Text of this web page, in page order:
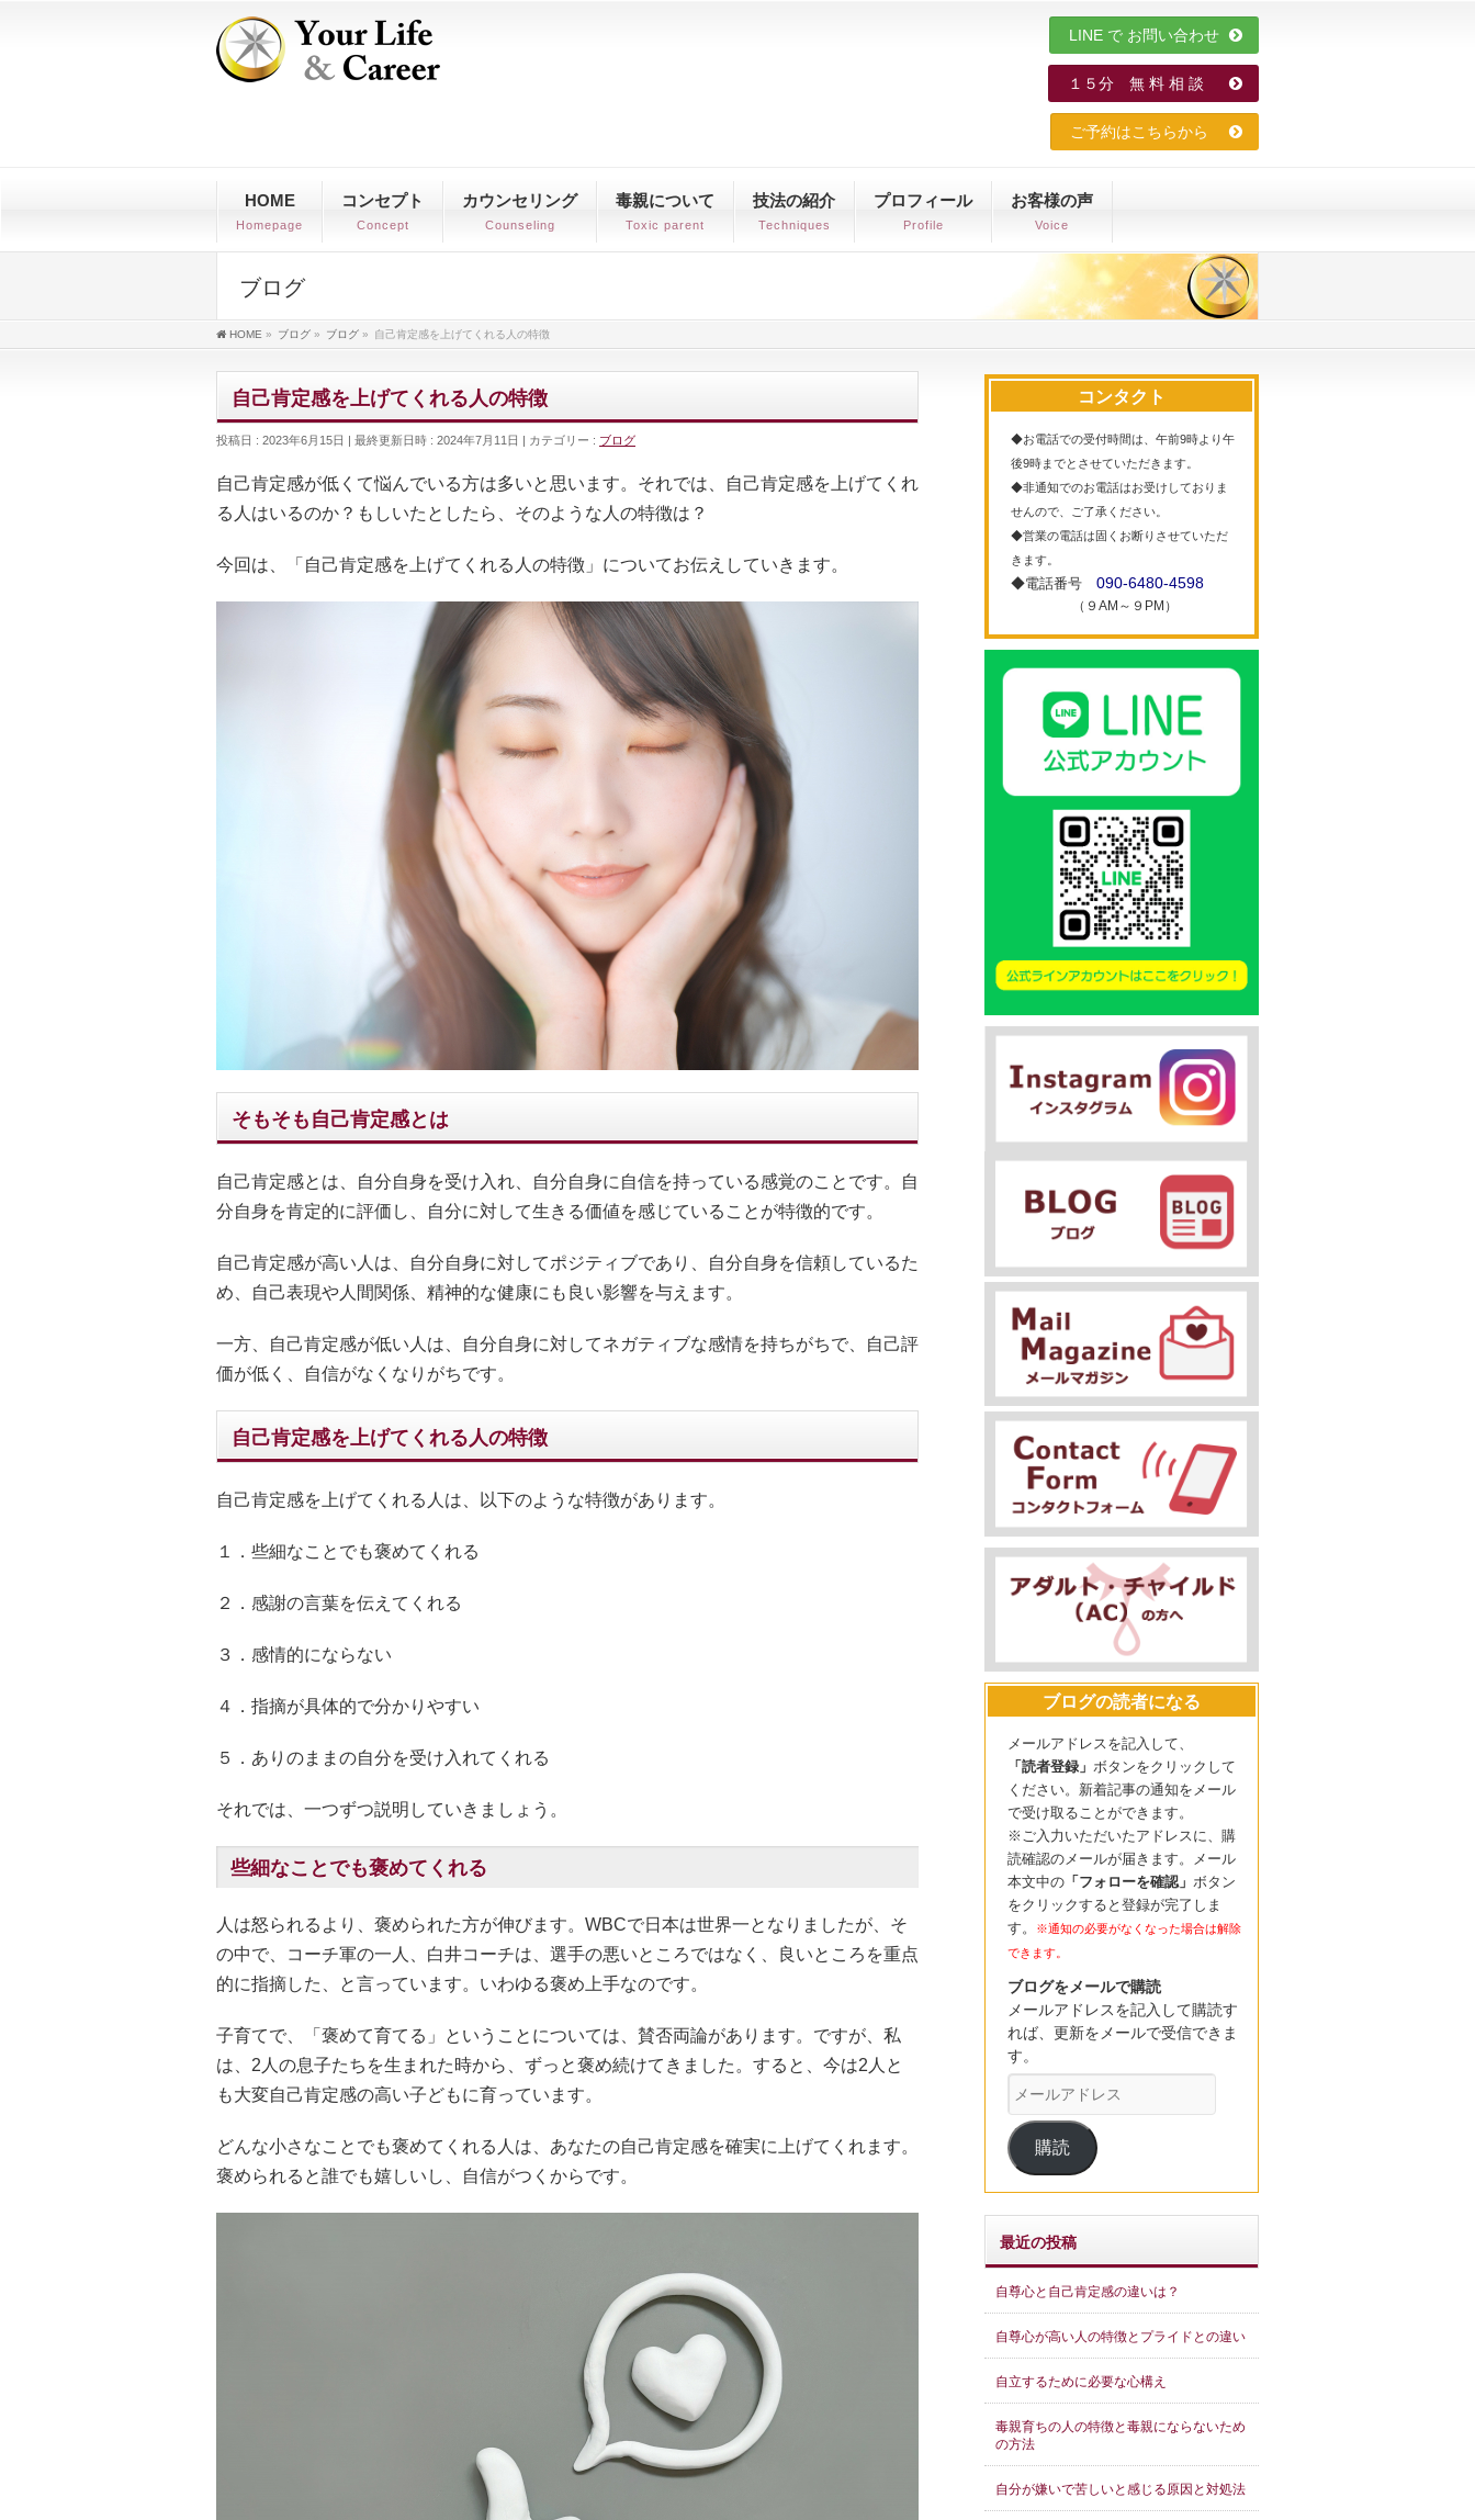
LINE で お問い合わせ
１５分 無 料 相 談
ご予約はこちらから
HOME
Homepage
コンセプト
Concept
カウンセリング
Counseling
毒親について
Toxic parent
技法の紹介
Techniques
プロフィール
Profile
お客様の声
Voice
ブログ
HOME » ブログ » ブログ » 自己肯定感を上げてくれる人の特徴
自己肯定感を上げてくれる人の特徴
投稿日 : 2023年6月15日 最終更新日時 : 2024年7月11日 カテゴリー : ブログ
自己肯定感が低くて悩んでいる方は多いと思います。それでは、自己肯定感を上げてくれ
る人はいるのか？もしいたとしたら、そのような人の特徴は？
今回は、「自己肯定感を上げてくれる人の特徴」についてお伝えしていきます。
そもそも自己肯定感とは
自己肯定感とは、自分自身を受け入れ、自分自身に自信を持っている感覚のことです。自
分自身を肯定的に評価し、自分に対して生きる価値を感じていることが特徴的です。
自己肯定感が高い人は、自分自身に対してポジティブであり、自分自身を信頼しているた
め、自己表現や人間関係、精神的な健康にも良い影響を与えます。
一方、自己肯定感が低い人は、自分自身に対してネガティブな感情を持ちがちで、自己評
価が低く、自信がなくなりがちです。
自己肯定感を上げてくれる人の特徴
自己肯定感を上げてくれる人は、以下のような特徴があります。
１．些細なことでも褒めてくれる
２．感謝の言葉を伝えてくれる
３．感情的にならない
４．指摘が具体的で分かりやすい
５．ありのままの自分を受け入れてくれる
それでは、一つずつ説明していきましょう。
些細なことでも褒めてくれる
人は怒られるより、褒められた方が伸びます。WBCで日本は世界一となりましたが、そ
の中で、コーチ軍の一人、白井コーチは、選手の悪いところではなく、良いところを重点
的に指摘した、と言っています。いわゆる褒め上手なのです。
子育てで、「褒めて育てる」ということについては、賛否両論があります。ですが、私
は、2人の息子たちを生まれた時から、ずっと褒め続けてきました。すると、今は2人と
も大変自己肯定感の高い子どもに育っています。
どんな小さなことでも褒めてくれる人は、あなたの自己肯定感を確実に上げてくれます。
褒められると誰でも嬉しいし、自信がつくからです。
コンタクト
◆お電話での受付時間は、午前9時より午
後9時までとさせていただきます。
◆非通知でのお電話はお受けしておりま
せんので、ご了承ください。
◆営業の電話は固くお断りさせていただ
きます。
◆電話番号 090-6480-4598
（９AM～９PM）
ブログの読者になる
メールアドレスを記入して、
「読者登録」 ボタンをクリックして
ください。新着記事の通知をメール
で受け取ることができます。
※ご入力いただいたアドレスに、購
読確認のメールが届きます。メール
本文中の 「フォローを確認」 ボタン
をクリックすると登録が完了しま
す。
※通知の必要がなくなった場合は解除
できます。
ブログをメールで購読
メールアドレスを記入して購読す
れば、更新をメールで受信できま
す。
メ
ー
ル
ア
ド
レ
ス
購読
最近の投稿
自尊心と自己肯定感の違いは？
自尊心が高い人の特徴とプライドとの違い
自立するために必要な心構え
毒親育ちの人の特徴と毒親にならないため
の方法
自分が嫌いで苦しいと感じる原因と対処法